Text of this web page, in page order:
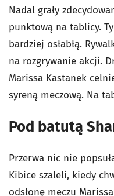
Nadal grały
punktową na tablicy.
bardziej osłabłą.
na rozgrywanie akcji.
Marissa Kastanek
syreną meczową. Na
Pod batutą
Przerwa nic nie
Kibice szaleli, kiedy
odsłonę meczu